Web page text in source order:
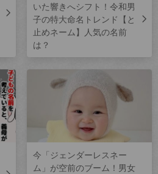
いた響きへシフト！令和男
子の特大命名トレンド【と
止めネーム】人気の名前
は？
今「ジェンダーレスネー
ム」が空前のブーム！男女